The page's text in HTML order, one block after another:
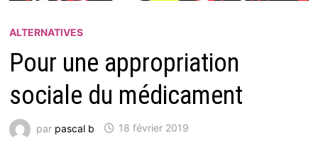
ALTERNATIVES
Pour une appropriation
sociale du médicament
par pascal b 18 février 2019